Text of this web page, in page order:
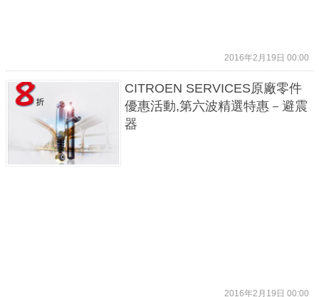
2016年2月19日 00:00
CITROEN SERVICES原廠零件
優惠活動,第六波精選特惠－避震
器
2016年2月19日 00:00